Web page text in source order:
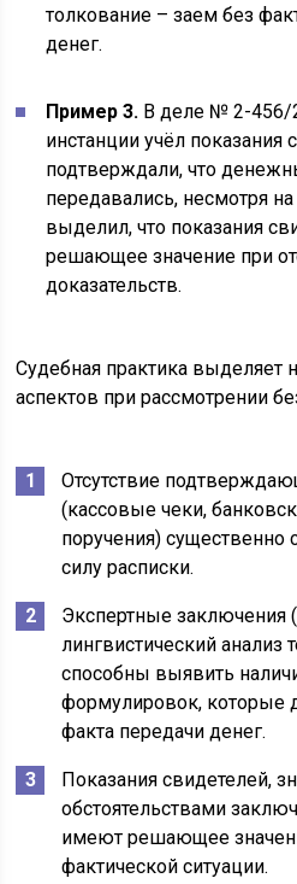
толкование – заем без
денег.
Пример 3. В деле № 2-456/
инстанции учёл показания
подтверждали, что
передавались, несмотря
выделил, что показания
решающее значение при
доказательств.
Судебная практика выделяет
аспектов при рассмотрении
Отсутствие
(кассовые чеки,
поручения) существенно
силу расписки.
Экспертные заключения
лингвистический анализ
способны выявить
формулировок, которые
факта передачи денег.
Показания свидетелей,
обстоятельствами
имеют решающее
фактической ситуации.